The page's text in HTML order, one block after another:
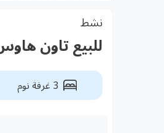
نشط
للبيع تاون
3 غرفة نوم